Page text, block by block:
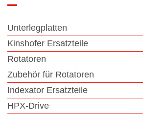
Unterlegplatten
Kinshofer Ersatzteile
Rotatoren
Zubehör für Rotatoren
Indexator Ersatzteile
HPX-Drive